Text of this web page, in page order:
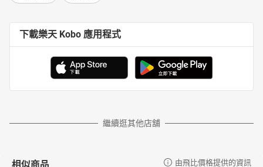
下載樂天 Kobo 應用程式
繼續逛其他店舖
相似商品 由飛比價格提供的資訊